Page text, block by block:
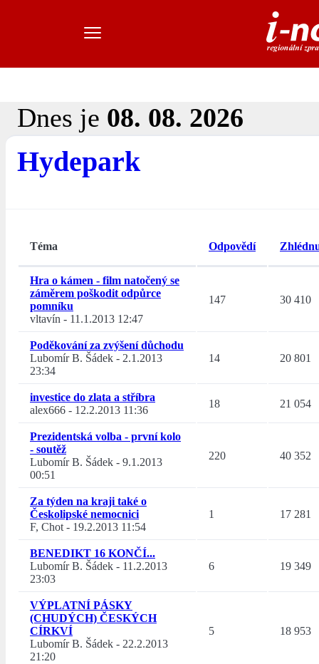
Dnes je 08. 08. 2026
Hydepark
Téma Odpovědí
Hra o kámen - film natočený se
záměrem poškodit odpůrce
pomníku
vltavín - 11.1.2013 12:47
147 30 410
Poděkování za zvýšení důchodu
Lubomír B. Šádek - 2.1.2013
23:34
14 20 801
investice do zlata a stříbra
alex666 - 12.2.2013 11:36
18 21 054
Prezidentská volba - první kolo
- soutěž
Lubomír B. Šádek - 9.1.2013
00:51
220 40 352
Za týden na kraji také o
Českolipské nemocnici
F, Chot- 19.2.2013 11:54
1 17 281
BENEDIKT 16 KONČÍ...
Lubomír B. Šádek - 11.2.2013
23:03
6 19 349
VÝPLATNÍ PÁSKY
(CHUDÝCH) ČESKÝCH
CÍRKVÍ
Lubomír B. Šádek - 22.2.2013
21:20
5 18 953